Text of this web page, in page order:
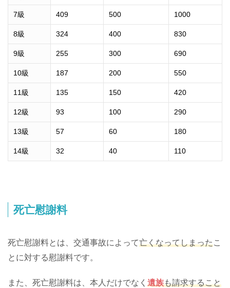
7級 409 500 1000
8級 324 400 830
9級 255 300 690
10級 187 200 550
11級 135 150 420
12級 93 100 290
13級 57 60 180
14級 32 40 110
死亡慰謝料
死亡慰謝料とは、交通事故によって亡くなってしまったこ
とに対する慰謝料です。
また、死亡慰謝料は、本人だけでなく 遺族も請求すること